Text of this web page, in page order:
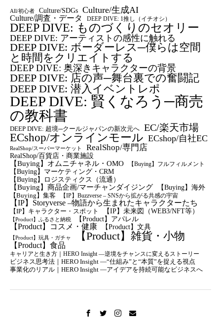
All/初心者 Culture/SDGs Culture/生成AI
Culture/調査・データ DEEP DIVE: 1推し（イチオシ）
DEEP DIVE: ものづくりのセオリー
DEEP DIVE: アーティストの感性に触れる
DEEP DIVE: ボーダーレス─僕らは空間
と時間をクリエイトする
DEEP DIVE: 奥深きキャラクターの背景
DEEP DIVE: 店の声─舞台裏での奮闘記
DEEP DIVE: 潜入イベントレポ
DEEP DIVE: 賢くなろう─商売
の教科書
DEEP DIVE: 超境─クールジャパンの新次元へ EC/楽天市場
ECshop/オンラインモール ECshop/自社EC
RealShop/スーパーマーケット RealShop/専門店
RealShop/百貨店・商業施設
【Buying】オムニチャネル・OMO
【Buying】フルフィルメント
【Buying】マーケティング・CRM
【buying】ロジスティクス（流通）
【Buying】商品企画/マーチャンダイジング 【Buying】海外
【Buying】集客 【IP】Buzzverse – SNSから拡がる共感の宇宙
【IP】Storyverse –物語から生まれたキャラクターたち
【IP】キャラクター・スポット 【IP】未来図（WEB3/NFT等）
【Product】ふるさと納税 【Product】アパレル
【Product】コスメ・健康 【Product】文具
【Product】玩具・ガチャ 【Product】雑貨・小物
【Product】食品
キャリアと生き方｜HERO Insight —逆境をチャンスに変えるストーリー
ビジネス思考法｜HERO Insight —“仕組み”と“本質”を捉える視点
事業化のリアル｜HERO Insight —アイデアを持続可能なビジネスへ